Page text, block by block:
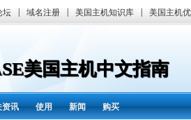
坛 域名注册 美国主机知识库 美国主机
美国主机中文指南
资讯 使用 新闻 购买